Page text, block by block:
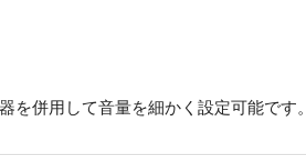
を併用して音量を細かく設定可能です